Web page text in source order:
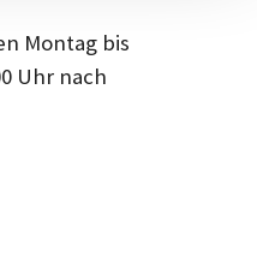
Montag bis
Uhr nach